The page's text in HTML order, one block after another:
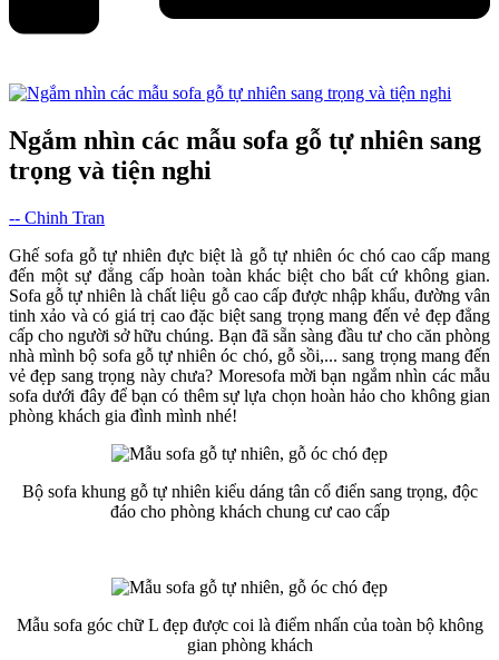
Ngắm nhìn các mẫu sofa gỗ tự nhiên sang
trọng và tiện nghi
-- Chinh Tran
Ghế sofa gỗ tự nhiên đực biệt là gỗ tự nhiên óc chó cao cấp mang
đến một sự đẳng cấp hoàn toàn khác biệt cho bất cứ không gian.
Sofa gỗ tự nhiên là chất liệu gỗ cao cấp được nhập khẩu, đường vân
tinh xảo và có giá trị cao đặc biệt sang trọng mang đến vẻ đẹp đẳng
cấp cho người sở hữu chúng. Bạn đã sẵn sàng đầu tư cho căn phòng
nhà mình bộ sofa gỗ tự nhiên óc chó, gỗ sồi,... sang trọng mang đến
vẻ đẹp sang trọng này chưa? Moresofa mời bạn ngắm nhìn các mẫu
sofa dưới đây để bạn có thêm sự lựa chọn hoàn hảo cho không gian
phòng khách gia đình mình nhé!
Bộ sofa khung gỗ tự nhiên kiểu dáng tân cổ điển sang trọng, độc
đáo cho phòng khách chung cư cao cấp
Mẫu sofa góc chữ L đẹp được coi là điểm nhấn của toàn bộ không
gian phòng khách